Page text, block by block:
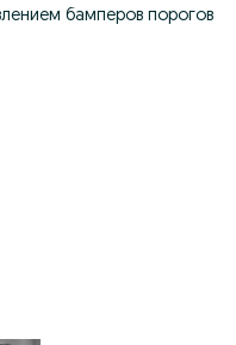
бамперов порогов